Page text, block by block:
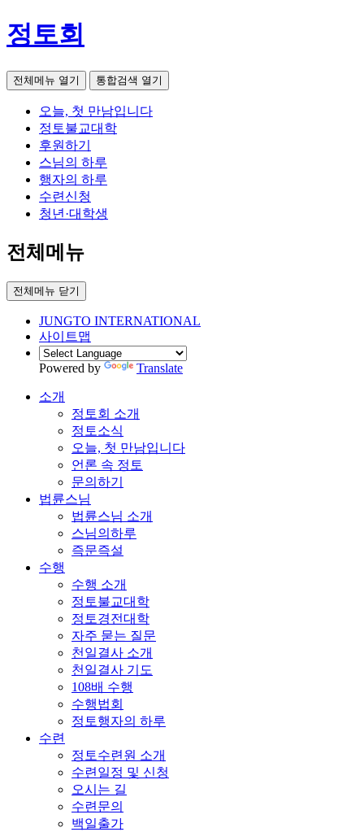
정토회
전체메뉴 열기 통합검색 열기
오늘, 첫 만남입니다
정토불교대학
후원하기
스님의 하루
행자의 하루
수련신청
청년·대학생
전체메뉴
전체메뉴 닫기
JUNGTO INTERNATIONAL
사이트맵
Powered by Translate
소개
정토회 소개
정토소식
오늘, 첫 만남입니다
언론 속 정토
문의하기
법륜스님
법륜스님 소개
스님의하루
즉문즉설
수행
수행 소개
정토불교대학
정토경전대학
자주 묻는 질문
천일결사 소개
천일결사 기도
108배 수행
수행법회
정토행자의 하루
수련
정토수련원 소개
수련일정 및 신청
오시는 길
수련문의
백일출가